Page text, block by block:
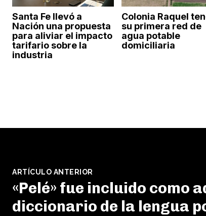
Santa Fe llevó a
Nación una propuesta
para aliviar el impacto
tarifario sobre la
industria
Colonia Raquel
su primera red de
agua potable
domiciliaria
ARTÍCULO ANTERIOR
«Pelé» fue incluido como
diccionario de la lengua